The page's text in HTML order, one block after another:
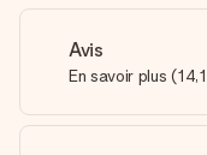
Avis
En savoir plus (